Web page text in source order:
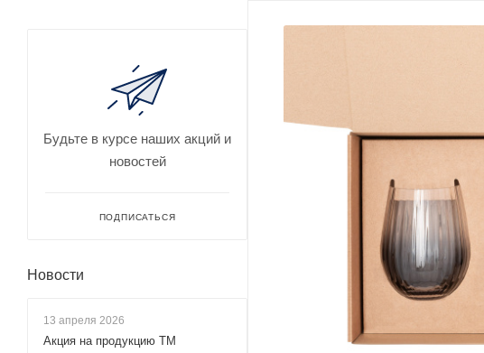
Будьте в курсе наших акций и
новостей
ПОДПИСАТЬСЯ
Новости
13 апреля 2026
Акция на продукцию ТМ